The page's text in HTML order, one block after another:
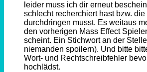
leider muss ich dir erneut
schlecht recherchiert hast bzw.
durchdringen musst. Es weitaus
den vorherigen Mass Effect
scheint. Ein Stichwort an der
niemanden spoilern). Und bitte
Wort- und Rechtschreibfehler
hochlädst.